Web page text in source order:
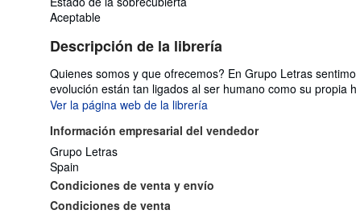
Aceptable
Descripción de la librería
Quienes somos y que ofrecemos? En Grupo Letras
evolución están tan ligados al ser humano como su
Ver la página web de la librería
Información empresarial del vendedor
Grupo Letras
Spain
Condiciones de venta y envío
Condiciones de venta